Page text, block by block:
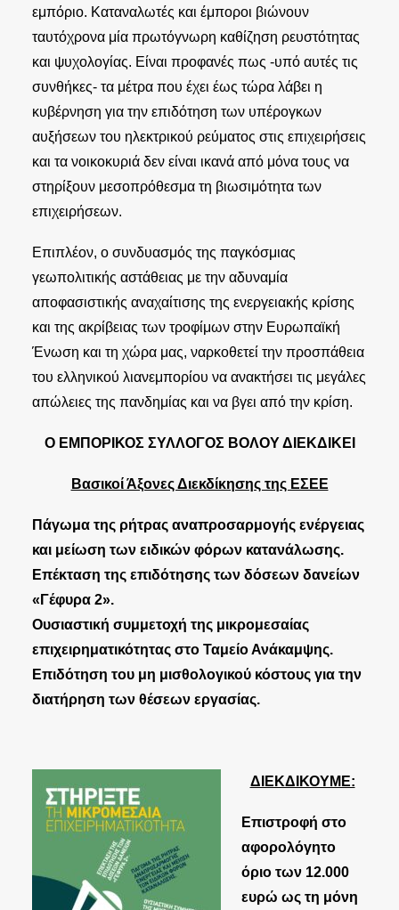
εμπόριο. Καταναλωτές και έμποροι βιώνουν
ταυτόχρονα μία πρωτόγνωρη καθίζηση ρευστότητας
και ψυχολογίας. Είναι προφανές πως -υπό αυτές τις
συνθήκες- τα μέτρα που έχει έως τώρα λάβει η
κυβέρνηση για την επιδότηση των υπέρογκων
αυξήσεων του ηλεκτρικού ρεύματος στις επιχειρήσεις
και τα νοικοκυριά δεν είναι ικανά από μόνα τους να
στηρίξουν μεσοπρόθεσμα τη βιωσιμότητα των
επιχειρήσεων.
Επιπλέον, ο συνδυασμός της παγκόσμιας
γεωπολιτικής αστάθειας με την αδυναμία
αποφασιστικής αναχαίτισης της ενεργειακής κρίσης
και της ακρίβειας των τροφίμων στην Ευρωπαϊκή
Ένωση και τη χώρα μας, ναρκοθετεί την προσπάθεια
του ελληνικού λιανεμπορίου να ανακτήσει τις μεγάλες
απώλειες της πανδημίας και να βγει από την κρίση.
Ο ΕΜΠΟΡΙΚΟΣ ΣΥΛΛΟΓΟΣ ΒΟΛΟΥ ΔΙΕΚΔΙΚΕΙ
Βασικοί Άξονες Διεκδίκησης της ΕΣΕΕ
Πάγωμα της ρήτρας αναπροσαρμογής ενέργειας
και μείωση των ειδικών φόρων κατανάλωσης.
Επέκταση της επιδότησης των δόσεων δανείων
«Γέφυρα 2».
Ουσιαστική συμμετοχή της μικρομεσαίας
επιχειρηματικότητας στο Ταμείο Ανάκαμψης.
Επιδότηση του μη μισθολογικού κόστους για την
διατήρηση των θέσεων εργασίας.
ΔΙΕΚΔΙΚΟΥΜΕ:
Επιστροφή στο
αφορολόγητο
όριο των 12.000
ευρώ ως τη μόνη